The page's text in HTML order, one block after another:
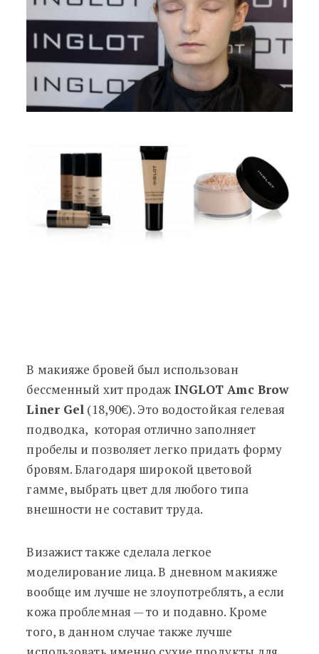
В макияже бровей был использован
бессменный хит продаж INGLOT Amc Brow
Liner Gel (18,90€). Это водостойкая гелевая
подводка, которая отлично заполняет
пробелы и позволяет легко придать форму
бровям. Благодаря широкой цветовой
гамме, выбрать цвет для любого типа
внешности не составит труда.
Визажист также сделала легкое
моделирование лица. В дневном макияже
вообще им лучше не злоупотреблять, а если
кожа проблемная — то и подавно. Кроме
того, в данном случае также лучше